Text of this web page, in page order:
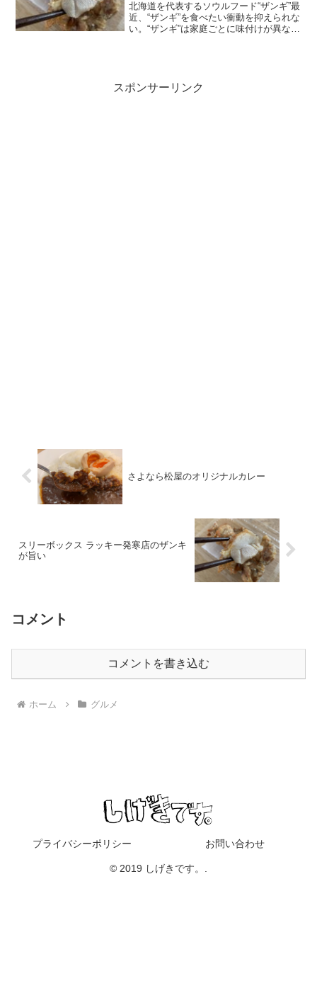
北海道を代表するソウルフード“ザンギ”最
近、“ザンギ”を食べたい衝動を抑えられな
い。“ザンギ”は家庭ごとに味付けが異な
スポンサーリンク
さよなら松屋のオリジナルカレー
スリーボックス ラッキー発寒店のザンキ
が旨い
コメント
コメントを書き込む
ホーム グルメ
プライバシーポリシー お問い合わせ
© 2019 しげきです。.